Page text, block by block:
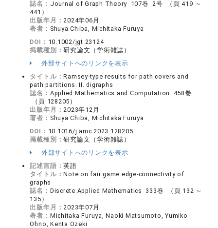
誌名： Journal of Graph Theory 107巻 2号 （頁 419 ～
441）
出版年月： 2024年06月
著者： Shuya Chiba, Michitaka Furuya
DOI： 10.1002/jgt.23124
掲載種別：研究論文（学術雑誌）
外部サイトへのリンクを表示
タイトル：Ramsey-type results for path covers and
path partitions. II. digraphs
誌名： Applied Mathematics and Computation 458巻
（頁 128205）
出版年月： 2023年12月
著者： Shuya Chiba, Michitaka Furuya
DOI： 10.1016/j.amc.2023.128205
掲載種別：研究論文（学術雑誌）
外部サイトへのリンクを表示
記述言語：英語
タイトル：Note on fair game edge-connectivity of
graphs
誌名： Discrete Applied Mathematics 333巻 （頁 132 ～
135）
出版年月： 2023年07月
著者： Michitaka Furuya, Naoki Matsumoto, Yumiko
Ohno, Kenta Ozeki